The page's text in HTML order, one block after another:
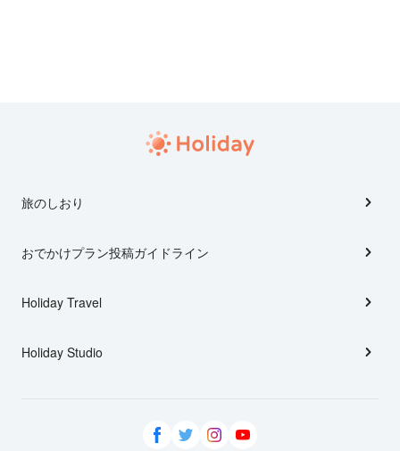
旅のしおり
おでかけプラン投稿ガイドライン
Holiday Travel
Holiday Studio